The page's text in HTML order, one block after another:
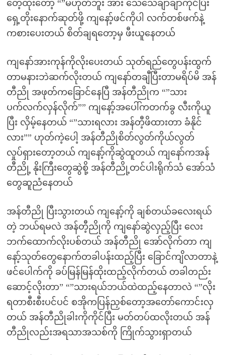
တေ့ထိုးတော့ “”မဟုတ်ဘူး အား သေသေချာချာကိုင်ပြီး
ရှေ့တိုးနောက်ဆုတ်ဖို့ ကျနော့်ဖင်ကိုပါ လက်တစ်ဖက်နဲ့
ကစားပေးတယ် စိတ်ချရတော့မှ ဖီးယူနေတယ်
ကျနော်အားကုန်ကိုလိုးပေးတယ် သုတ်ရည်တွေပန်းထွက်
တာမနားဘဲဆက်လိုးတယ် ကျနော်တချီပြီးတာမရိပ်မိ အန်
တီညို အဖုတ်ကခြောင်နေပြီ အန်တီညိုက “”သား
ပက်လက်လှန်လိုက်”” ကျနော့်အပေါ်ကတက်ခွ လီးကိုယူ
ပြီး လှိမ့်နေတယ် “”သားရလား အန်တီ့ဖိထားတာ ခံနိုင်
လား”” ဟုတ်ကဲ့ပေါ့ အန်တီညိုစိတ်လွတ်ကိုယ်လွတ်
လှုပ်ရှားတော့တယ် ကျနော့်ကိုဆွဲထူတယ် ကျနော်ကအန်
တီညို့ နိုးကြီးတွေဆွဲစို့ အန်တီညို့တင်ပါးရိုက်သံ အော်သံ
တွေဆူညံနေတယ်
အန်တီညို ပြီးသွားတယ် ကျနော့်ကို ချစ်တယ်ခလေးရယ်
တဲ့ ဘယ်ရမလဲ အန်တီ့ညိုကို ကျနော်ဆွဲလှည့်ပြီး လေး
ဘက်ထောက်လိုးပစ်တယ် အန်တီညို အော်လိုက်တာ ကျ
နော့်သုတ်တွေနောက်တခါပန်းထည့်ပြီး ခြောင်ကျိလာတာနဲ့
ဖင်ပေါက်ကို ခပ်မြန်မြန်ထိုးထည့်လိုက်တယ် တခါတည်း
ဆောင့်လိုးတာ” “”သားရယ်ဘယ်ထဲထည့်နေတာလဲ “”လိုး
ရတာစီးစီးပင်ပင် စအိုကပြန်ညှစ်တော့အတော်ကောင်းလှ
တယ် အန်တီညိုခါးကိုကိုင်ပြီး မတ်တပ်ထလိုးတယ် အန်
တီညိုလည်းအရသာအသစ်ကို ကြိုက်သွားရှာတယ်